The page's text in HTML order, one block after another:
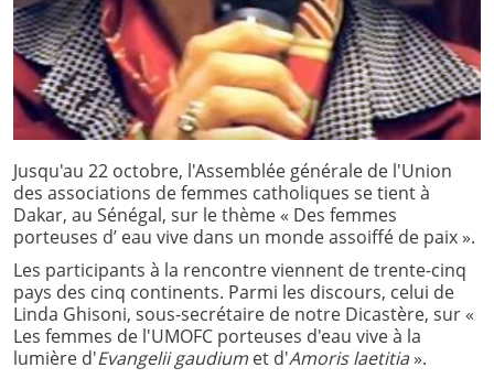
Jusqu'au 22 octobre, l'Assemblée générale de l'Union
des associations de femmes catholiques se tient à
Dakar, au Sénégal, sur le thème « Des femmes
porteuses d’ eau vive dans un monde assoiffé de paix ».
Les participants à la rencontre viennent de trente-cinq
pays des cinq continents. Parmi les discours, celui de
Linda Ghisoni, sous-secrétaire de notre Dicastère, sur «
Les femmes de l'UMOFC porteuses d'eau vive à la
lumière d'Evangelii gaudium et d'Amoris laetitia».